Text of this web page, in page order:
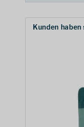
Kunden